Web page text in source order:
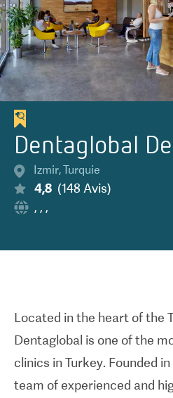
Dentaglobal
Izmir,Turquie
4,8 (148 Avis)
, , ,
Located in the heart of the
Dentaglobal is one of the
clinics in Turkey. Founded
team of experienced and